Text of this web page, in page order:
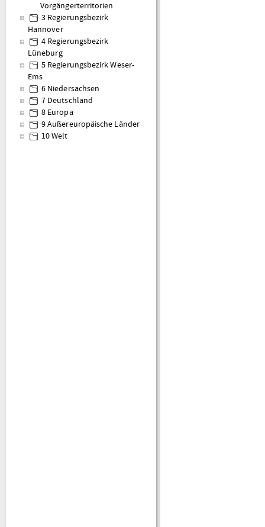
Vorgängerterritorien
3 Regierungsbezirk
Hannover
4 Regierungsbezirk
Lüneburg
5 Regierungsbezirk Weser-
Ems
6 Niedersachsen
7 Deutschland
8 Europa
9 Außereuropäische Länder
10 Welt